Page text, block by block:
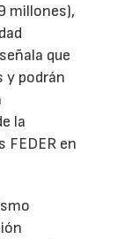
millones),
que
y podrán
la
en